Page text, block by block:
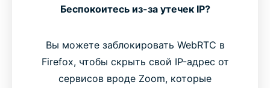
Беспокоитесь из-за утечек IP?
Вы можете заблокировать WebRTC в
Firefox, чтобы скрыть свой IP-адрес от
сервисов вроде Zoom, которые